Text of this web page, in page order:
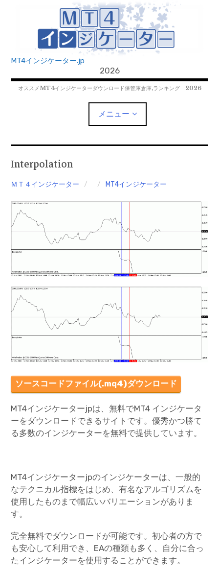
MT4インジケーター.jp
2026
オススメMT4インジケーターダウンロード保管庫倉庫,ランキング 2026
メニュー
MT4EAﾀﾞｳﾝﾛｰﾄﾞ
MT5EAﾀﾞｳﾝﾛｰﾄﾞ
MT5インジケーター
mqファイルをexファイルにする方法
Interpolation
ＭＴ４インジケーター MT4インジケーター
ソースコードファイル(.mq4)ダウンロード
MT4インジケーターjpは、無料でMT4 インジケータ
ーをダウンロードできるサイトです。優秀かつ勝て
る多数のインジケーターを無料で提供しています。
MT4インジケーターjpのインジケーターは、一般的
なテクニカル指標をはじめ、有名なアルゴリズムを
使用したものまで幅広いバリエーションがありま
す。
完全無料でダウンロードが可能です。初心者の方で
も安心して利用でき、EAの種類も多く、自分に合っ
たインジケーターを使用することができます。